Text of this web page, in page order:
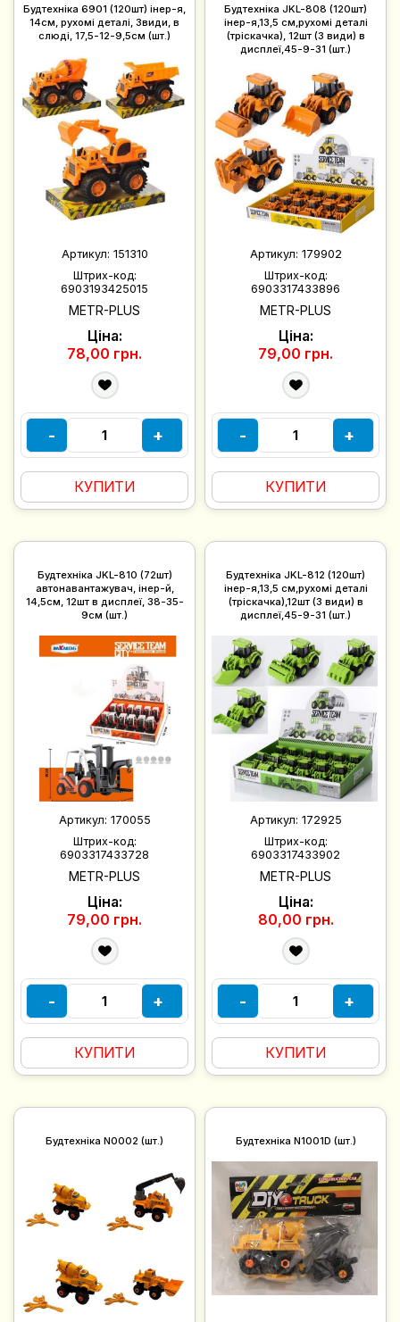
Будтехніка 6901 (120шт) інер-я,
14см, рухомі деталі, 3види, в
слюді, 17,5-12-9,5см (шт.)
Артикул: 151310
Штрих-код:
6903193425015
METR-PLUS
Ціна:
78,00 грн.
- +
КУПИТИ
Будтехніка JKL-808 (120шт)
інер-я,13,5 см,рухомі деталі
(тріскачка), 12шт (3 види) в
дисплеї,45-9-31 (шт.)
Артикул: 179902
Штрих-код:
6903317433896
METR-PLUS
Ціна:
79,00 грн.
- +
КУПИТИ
Будтехніка JKL-810 (72шт)
автонавантажувач, інер-й,
14,5см, 12шт в дисплеї, 38-35-
9см (шт.)
Артикул: 170055
Штрих-код:
6903317433728
METR-PLUS
Ціна:
79,00 грн.
- +
КУПИТИ
Будтехніка JKL-812 (120шт)
інер-я,13,5 см,рухомі деталі
(тріскачка),12шт (3 види) в
дисплеї,45-9-31 (шт.)
Артикул: 172925
Штрих-код:
6903317433902
METR-PLUS
Ціна:
80,00 грн.
- +
КУПИТИ
Будтехніка N0002 (шт.) Будтехніка N1001D (шт.)